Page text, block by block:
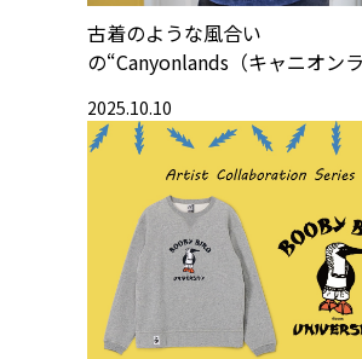
古着のような風合い
の“Canyonlands（キャニオン
2025.10.10